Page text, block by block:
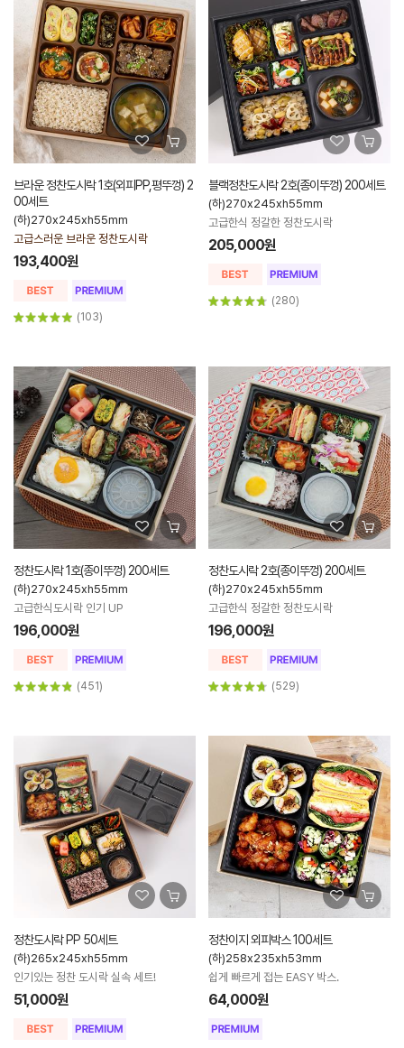
브라운 정찬도시락 1호(외피PP,평뚜껑) 2
00세트
(하)270x245xh55mm
고급스러운 브라운 정찬도시락
193,400원
(103)
블랙정찬도시락 2호(종이뚜껑) 200세트
(하)270x245xh55mm
고급한식 정갈한 정찬도시락
205,000원
(280)
정찬도시락 1호(종이뚜껑) 200세트
(하)270x245xh55mm
고급한식도시락 인기 UP
196,000원
(451)
정찬도시락 2호(종이뚜껑) 200세트
(하)270x245xh55mm
고급한식 정갈한 정찬도시락
196,000원
(529)
정찬도시락 PP 50세트
(하)265x245xh55mm
인기있는 정찬 도시락 실속 세트!
51,000원
정찬이지 외피박스 100세트
(하)258x235xh53mm
쉽게 빠르게 접는 EASY 박스.
64,000원